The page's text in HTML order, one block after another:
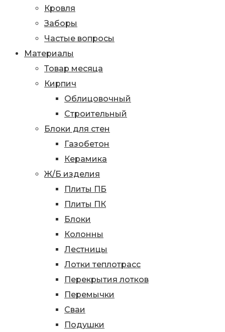
Кровля
Заборы
Частые вопросы
Материалы
Товар месяца
Кирпич
Облицовочный
Строительный
Блоки для стен
Газобетон
Керамика
Ж/Б изделия
Плиты ПБ
Плиты ПК
Блоки
Колонны
Лестницы
Лотки теплотрасс
Перекрытия лотков
Перемычки
Сваи
Подушки